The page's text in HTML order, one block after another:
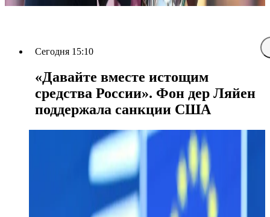
Сегодня 15:10
«Давайте вместе истощим
средства России». Фон дер Ляйен
поддержала санкции США